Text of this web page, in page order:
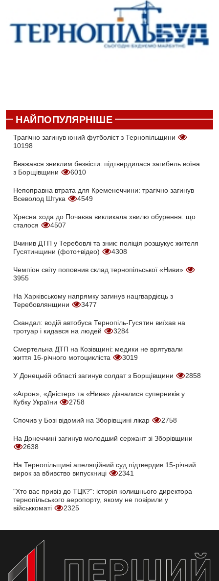
НАЙПОПУЛЯРНІШЕ
Трагічно загинув юний футболіст з Тернопільщини
10198
Вважався зниклим безвісти: підтвердилася загибель воїна
з Борщівщини
6010
Непоправна втрата для Кременеччини: трагічно загинув
Всеволод Штука
4549
Хресна хода до Почаєва викликала хвилю обурення: що
сталося
4507
Вчинив ДТП у Теребовлі та зник: поліція розшукує жителя
Гусятинщини (фото+відео)
4308
Чемпіон світу поповнив склад тернопільської «Ниви»
3955
На Харківському напрямку загинув нацгвардієць з
Теребовлянщини
3477
Скандал: водій автобуса Тернопіль-Гусятин виїхав на
тротуар і кидався на людей
3284
Смертельна ДТП на Козівщині: медики не врятували
життя 16-річного мотоцикліста
3019
У Донецькій області загинув солдат з Борщівщини 2858
«Агрон», «Дністер» та «Нива» дізналися суперників у
Кубку України
2758
Спочив у Бозі відомий на Зборівщині лікар 2758
На Донеччині загинув молодший сержант зі Зборівщини
2638
На Тернопільщині апеляційний суд підтвердив 15-річний
вирок за вбивство випускниці
2341
"Хто вас привіз до ТЦК?": історія колишнього директора
тернопільського аеропорту, якому не повірили у
військкоматі
2325